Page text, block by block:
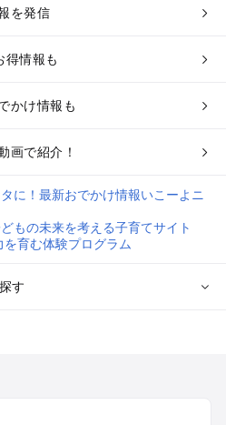
を発信
得情報も
かけ情報も
画で紹介！
す